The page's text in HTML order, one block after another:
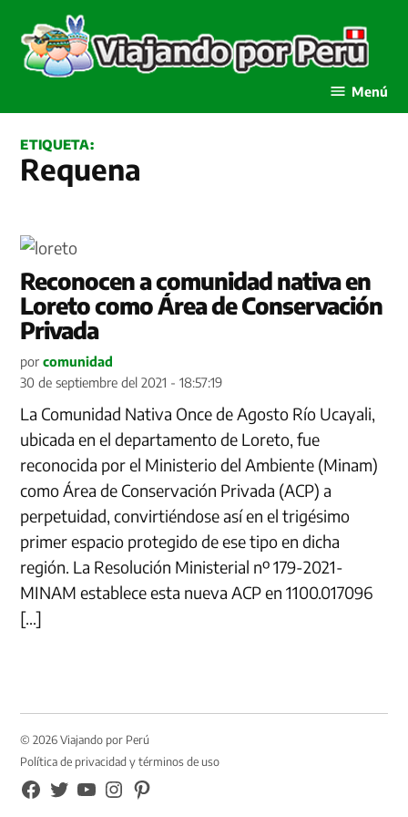
contenido
Menú
ETIQUETA:
Requena
Reconocen a comunidad nativa en
Loreto como Área de Conservación
Privada
por comunidad
30 de septiembre del 2021 - 18:57:19
La Comunidad Nativa Once de Agosto Río Ucayali,
ubicada en el departamento de Loreto, fue
reconocida por el Ministerio del Ambiente (Minam)
como Área de Conservación Privada (ACP) a
perpetuidad, convirtiéndose así en el trigésimo
primer espacio protegido de ese tipo en dicha
región. La Resolución Ministerial nº 179-2021-
MINAM establece esta nueva ACP en 1100.017096
[…]
© 2026 Viajando por Perú
Política de privacidad y términos de uso
FB
TW YouTubeInstagramPinterest